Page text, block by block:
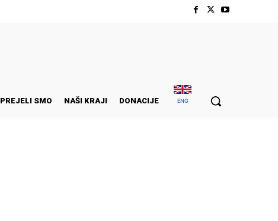
PREJELI SMO NAŠI KRAJI DONACIJE ENG